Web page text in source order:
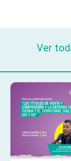
Ver